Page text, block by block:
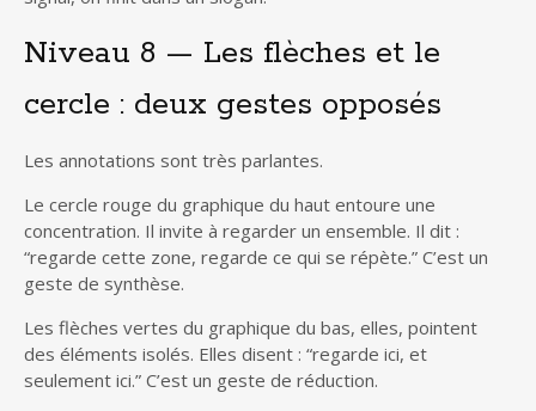
Niveau 8 — Les flèches et le
cercle : deux gestes opposés
Les annotations sont très parlantes.
Le cercle rouge du graphique du haut entoure une
concentration. Il invite à regarder un ensemble. Il dit :
“regarde cette zone, regarde ce qui se répète.” C’est un
geste de synthèse.
Les flèches vertes du graphique du bas, elles, pointent
des éléments isolés. Elles disent : “regarde ici, et
seulement ici.” C’est un geste de réduction.